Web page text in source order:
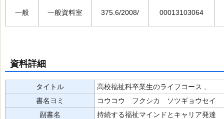
一般 一般資料室 375.6/2008/ 00013103064
資料詳細
タイトル
高校福祉科卒業生のライフコース ,
書名ヨミ
コウコウ フクシカ ソツギョウセ
副書名
持続する福祉マインドとキャリア発達